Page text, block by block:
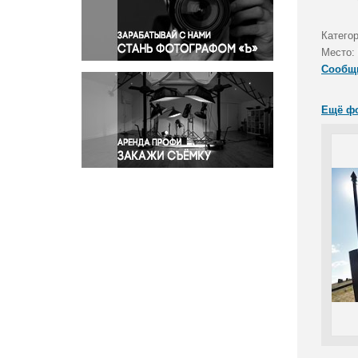
Правосудие
Происшествия и конфликты
Религия
Светская жизнь
Спорт
Экология
Экономика и бизнес
Место:
Ещё